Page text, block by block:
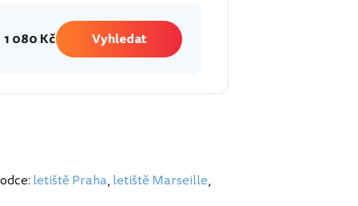
1 080 Kč Vyhledat
letiště Praha, letiště Marseille,